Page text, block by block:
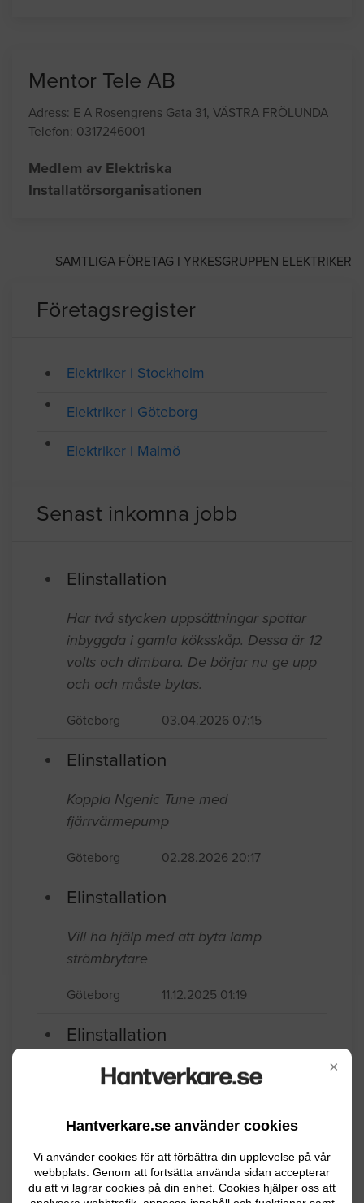
×
Hantverkare.se använder cookies
Vi använder cookies för att förbättra din upplevelse på vår
webbplats. Genom att fortsätta använda sidan accepterar
du att vi lagrar cookies på din enhet. Cookies hjälper oss att
Mentor Tele AB
Adress: E A Rosengrens Gata 31, VÄSTRA FRÖLUNDA
Telefon: 0317246001
Medlem av Elektriska
Installatörsorganisationen
SAMTLIGA FÖRETAG I YRKESGRUPPEN ELEKTRIKER
Företagsregister
Elektriker i Stockholm
Elektriker i Göteborg
Elektriker i Malmö
Senast inkomna jobb
Elinstallation
Har två stycken uppsättningar spottar
inbyggda i gamla köksskåp. Dessa är 12
volts och dimbara. De börjar nu ge upp
och och måste bytas.
Göteborg 03.04.2026 07:15
Elinstallation
Koppla Ngenic Tune med
fjärrvärmepump
Göteborg 02.28.2026 20:17
Elinstallation
Vill ha hjälp med att byta lamp
strömbrytare
Göteborg 11.12.2025 01:19
Elinstallation
Installation 3 spotlights över köksbar och
framför kökshylla. Det finns elinstallation
jag vill ersätta med spots. Finns även el
framdragen till den andra platsen.